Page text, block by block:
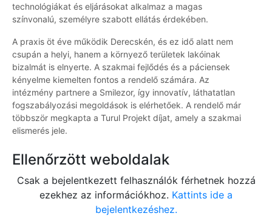
technológiákat és eljárásokat alkalmaz a magas
színvonalú, személyre szabott ellátás érdekében.
A praxis öt éve működik Derecskén, és ez idő alatt nem
csupán a helyi, hanem a környező területek lakóinak
bizalmát is elnyerte. A szakmai fejlődés és a páciensek
kényelme kiemelten fontos a rendelő számára. Az
intézmény partnere a Smilezor, így innovatív, láthatatlan
fogszabályozási megoldások is elérhetőek. A rendelő már
többször megkapta a Turul Projekt díjat, amely a szakmai
elismerés jele.
Ellenőrzött weboldalak
Csak a bejelentkezett felhasználók férhetnek hozzá
ezekhez az információkhoz. Kattints ide a
bejelentkezéshez.